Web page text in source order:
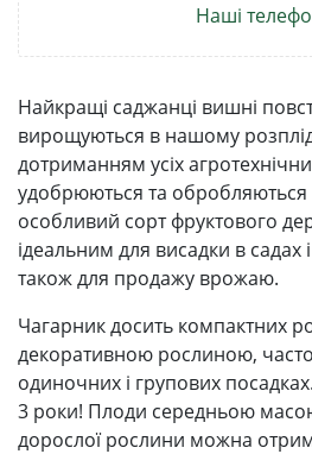
Наші
Найкращі саджанці вишні
вирощуються в нашому
дотриманням усіх
удобрюються та обробляються
особливий сорт фруктового
ідеальним для висадки в садах
також для продажу врожаю.
Чагарник досить компактних
декоративною рослиною,
одиночних і групових
3 роки! Плоди середньою масою
дорослої рослини можна